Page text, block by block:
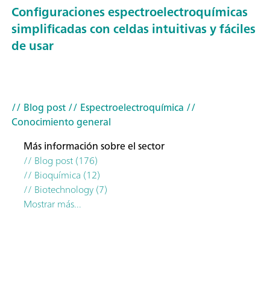
Configuraciones espectroelectroquímicas
simplificadas con celdas intuitivas y fáciles
de usar
// Blog post// Espectroelectroquímica //
Conocimiento general
Más información sobre el sector
// Blog post (176)
// Bioquímica (12)
// Biotechnology (7)
Mostrar más...